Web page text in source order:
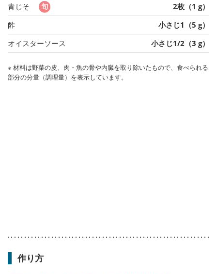
青じそ
2枚（1 g）
酢
小さじ1（5 g）
オイスターソース
小さじ1/2（3 g）
※ 材料は野菜の皮、肉・魚の骨や内臓を取り除いたもので、食べられる
部分の分量（調理量）を表示しています。
作り方